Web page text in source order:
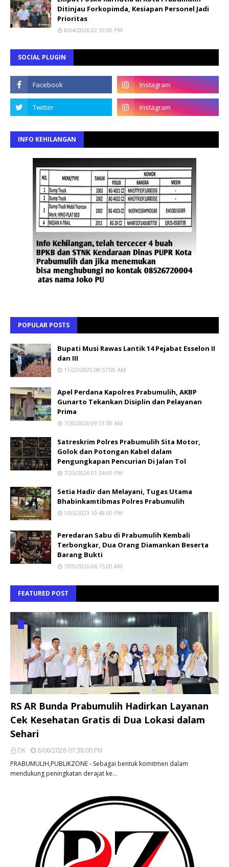
Ditinjau Forkopimda, Kesiapan Personel Jadi
Prioritas
8/04/2026 02:10:00 PM
SOCIAL PLUGIN
INFO KEHILANGAN
POPULAR POSTS
Bupati Musi Rawas Lantik 14 Pejabat Esselon II
dan III
11/22/2025 08:57:00 AM
Apel Perdana Kapolres Prabumulih, AKBP
Gunarto Tekankan Disiplin dan Pelayanan
Prima
7/20/2026 09:51:00 AM
Satreskrim Polres Prabumulih Sita Motor,
Golok dan Potongan Kabel dalam
Pengungkapan Pencurian Di Jalan Tol
7/25/2026 01:34:00 PM
Setia Hadir dan Melayani, Tugas Utama
Bhabinkamtibmas Polres Prabumulih
1/05/2023 10:48:00 PM
Peredaran Sabu di Prabumulih Kembali
Terbongkar, Dua Orang Diamankan Beserta
Barang Bukti
7/09/2026 06:15:00 AM
FEATURED POST
RS AR Bunda Prabumulih Hadirkan Layanan
Cek Kesehatan Gratis di Dua Lokasi dalam
Sehari
DK
8/06/2026 07:38:00 PM
PRABUMULIH,PUBLIKZONE - Sebagai bentuk komitmen dalam
mendukung peningkatan derajat ke…